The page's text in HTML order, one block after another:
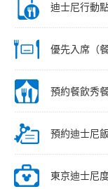
迪士尼行動
優先入席（
預約餐飲秀
預約迪士尼
東京迪士尼